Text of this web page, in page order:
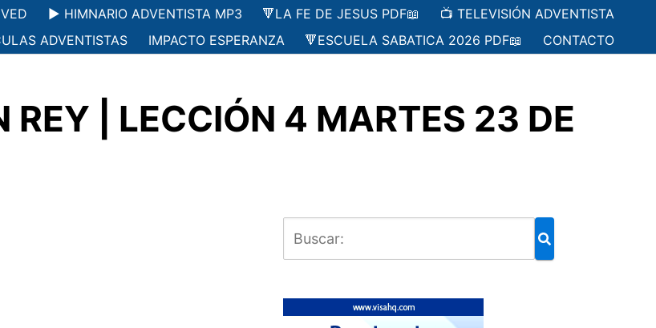
▶️ HIMNARIO ADVENTISTA MP3 🔻LA FE DE JESUS PDF📖
📺 TELEVISIÓN ADVENTISTA
ADVENTISTAS
IMPACTO ESPERANZA 🔻ESCUELA SABATICA 2026 PDF📖 CONTACTO
REY | LECCIÓN 4 MARTES 23 DE